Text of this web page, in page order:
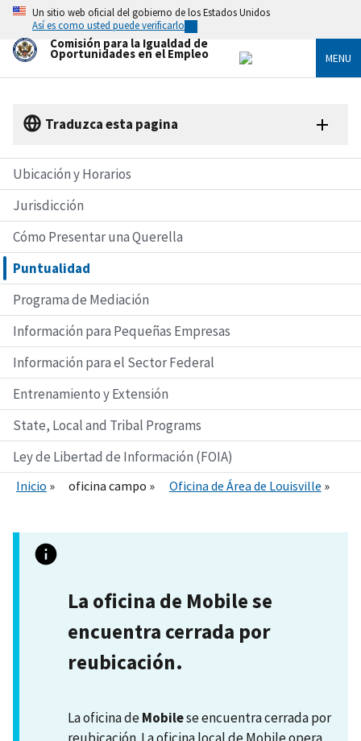
Skip
main
content
Un sitio web oficial del gobierno de los Estados Unidos
Así es como usted puede verificarlo
Comisión para la Igualdad de
Oportunidades en el Empleo MENU
Traduzca esta pagina
Ubicación y Horarios
Jurisdicción
Cómo Presentar una Querella
Puntualidad
Programa de Mediación
Información para Pequeñas Empresas
Información para el Sector Federal
Entrenamiento y Extensión
State, Local and Tribal Programs
Ley de Libertad de Información (FOIA)
Inicio oficina campo Oficina de Área de Louisville
La oficina de Mobile se
encuentra cerrada por
reubicación.
La oficina deMobilese encuentra cerrada por